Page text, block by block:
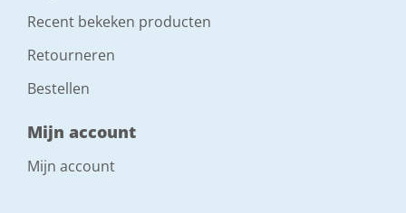
Recent bekeken producten
Retourneren
Bestellen
Mijn account
Mijn account